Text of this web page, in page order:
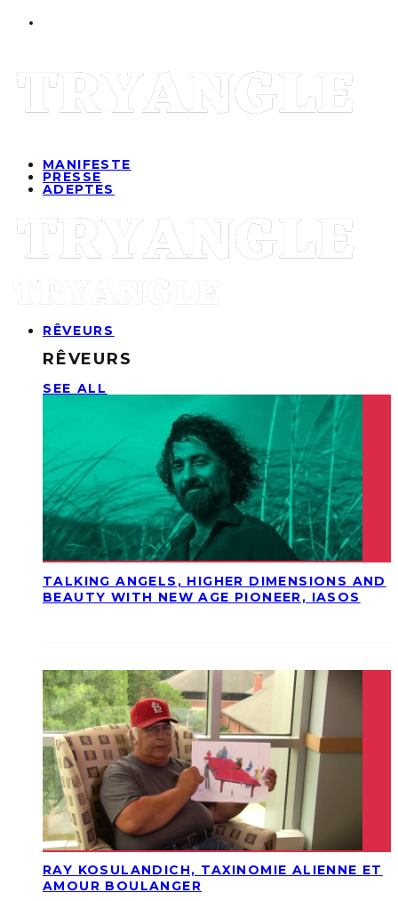
MANIFESTE
PRESSE
ADEPTES
RÊVEURS
RÊVEURS
SEE ALL
TALKING ANGELS, HIGHER DIMENSIONS AND
BEAUTY WITH NEW AGE PIONEER, IASOS
RAY KOSULANDICH, TAXINOMIE ALIENNE ET
AMOUR BOULANGER